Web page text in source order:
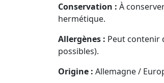
Conservation : À
hermétique.
Allergènes : Peut contenir
possibles).
Origine : Allemagne /